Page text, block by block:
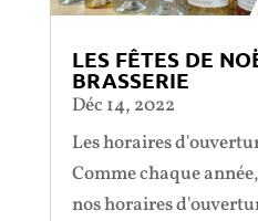
LES FÊTES DE
BRASSERIE
Déc 14, 2022
Les horaires
Comme chaque
nos horaires